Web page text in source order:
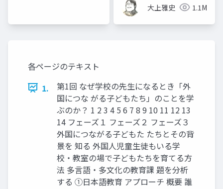
大上雅史 1.1M
各ページのテキスト
1.
第1回 なぜ学校の先生になるとき「外
国につな がる子どもたち」のことを学
ぶのか？ 1 2 3 4 5 6 7 8 9 10 11 12 13
14 フェーズ１ フェーズ２ フェーズ３
外国につながる子どもた たちとその背
景を 知る 外国人児童生徒もいる学
校・教室の場で子どもたちを育てる方
法 多言語・多文化の教育課 題を分析
する ①日本語教育 アプローチ 概要 誰